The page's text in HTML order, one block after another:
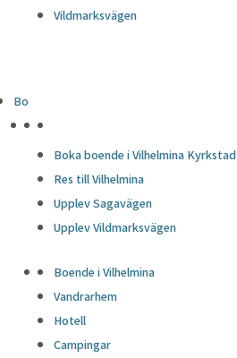
Vildmarksvägen
Bo
Boka boende i Vilhelmina Kyrkstad
Res till Vilhelmina
Upplev Sagavägen
Upplev Vildmarksvägen
Boende i Vilhelmina
Vandrarhem
Hotell
Campingar